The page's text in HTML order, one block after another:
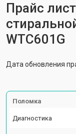
Прайс
WTC601G
Дата обновления
Поломка
Диагностика